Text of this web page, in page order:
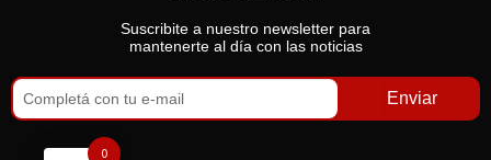
Suscribite a nuestro newsletter para
mantenerte al día con las noticias
Enviar
0